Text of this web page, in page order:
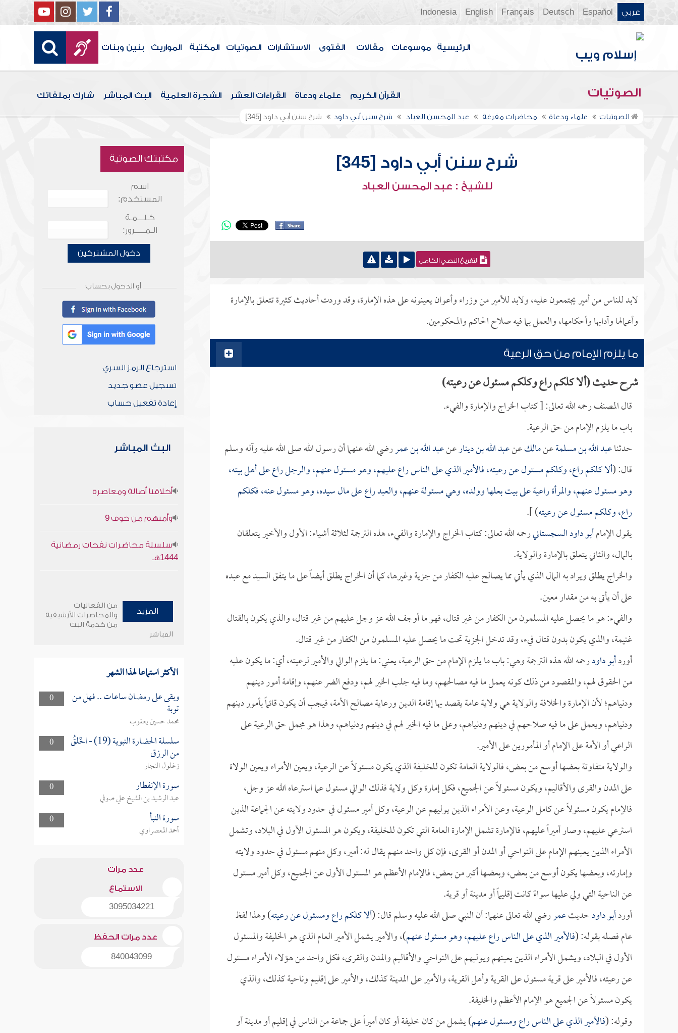
عربي Español
Deutsch
Français
English
Indonesia
الرئيسية موسوعات مقالات الفتوى الاستشارات الصوتيات المكتبة المواريث بنين وبنات
الصوتيات القرآن الكريم علماء ودعاة القراءات العشر الشجرة العلمية البث المباشر شارك بملفاتك
الصوتيات علماء ودعاة محاضرات مفرغة عبد المحسن العباد شرح سنن أبي داود شرح سنن أبي داود [345]
شرح سنن أبي داود [345]
للشيخ : عبد المحسن العباد
التفريغ النصي الكامل
لابد للناس من أمير يجتمعون عليه، ولابد للأمير من وزراء وأعوان يعينونه على هذه الإمارة، وقد وردت أحاديث كثيرة تتعلق بالإمارة
وأعمالها وآدابها وأحكامها، والعمل بما فيه صلاح الحاكم والمحكومين.
ما يلزم الإمام من حق الرعية
شرح حديث (ألا كلكم راع وكلكم مسئول عن رعيته)
قال المصنف رحمه الله تعالى: [ كتاب الخراج والإمارة والفيء.
باب ما يلزم الإمام من حق الرعية.
حدثناعبد الله بن مسلمةعنمالكعنعبد الله بن دينارعنعبد الله بن عمررضي الله عنهما أن رسول الله صلى الله عليه وآله وسلم
قال: (ألا كلكم راع، وكلكم مسئول عن رعيته، فالأمير الذي على الناس راع عليهم، وهو مسئول عنهم، والرجل راع على أهل بيته،
وهو مسئول عنهم، والمرأة راعية على بيت بعلها وولده، وهي مسئولة عنهم، والعبد راع على مال سيده، وهو مسئول عنه، فكلكم
راع، وكلكم مسئول عن رعيته) ].
يقول الإمامأبو داود السجستانيرحمه الله تعالى: كتاب الخراج والإمارة والفيء، هذه الترجمة لثلاثة أشياء: الأول والأخير يتعلقان
بالمال، والثاني يتعلق بالإمارة والولاية.
والخراج يطلق ويراد به المال الذي يأتي مما يصالح عليه الكفار من جزية وغيرها، كما أن الخراج يطلق أيضاً على ما يتفق السيد مع عبده
على أن يأتي به من مقدار معين.
والفيء: هو ما يحصل عليه المسلمون من الكفار من غير قتال، فهو ما أوجف الله عز وجل عليهم من غير قتال، والذي يكون بالقتال
غنيمة، والذي يكون بدون قتال فيء، وقد تدخل الجزية تحت ما يحصل عليه المسلمون من الكفار من غير قتال.
أوردأبو داودرحمه الله هذه الترجمة وهي: باب ما يلزم الإمام من حق الرعية، يعني: ما يلزم الوالي والأمير لرعيته، أي: ما يكون عليه
من الحقوق لهم، والمقصود من ذلك كونه يعمل ما فيه مصالحهم، وما فيه جلب الخير لهم، ودفع الضر عنهم، وإقامة أمور دينهم
ودنياهم؛ لأن الإمارة والخلافة والولاية هي ولاية عامة يقصد بها إقامة الدين ورعاية مصالح الأمة، فيجب أن يكون قائماً بأمور دينهم
ودنياهم، ويعمل على ما فيه صلاحهم في دينهم ودنياهم، وعلى ما فيه الخير لهم في دينهم ودنياهم، وهذا هو مجمل حق الرعية على
الراعي أو الأمة على الإمام أو المأمورين على الأمير.
والولاية متفاوتة بعضها أوسع من بعض، فالولاية العامة تكون للخليفة الذي يكون مسئولاً عن الرعية، ويعين الأمراء ويعين الولاة
على المدن والقرى والأقاليم، ويكون مسئولاً عن الجميع، فكل إمارة وكل ولاية فذلك الوالي مسئول عما استرعاه الله عز وجل،
فالإمام يكون مسئولاً عن كامل الرعية، وعن الأمراء الذين يوليهم عن الرعية، وكل أمير مسئول في حدود ولايته عن الجماعة الذين
استرعي عليهم، وصار أميراً عليهم، فالإمارة تشمل الإمارة العامة التي تكون للخليفة، ويكون هو المسئول الأول في البلاد، وتشمل
الأمراء الذين يعينهم الإمام على النواحي أو المدن أو القرى، فإن كل واحد منهم يقال له: أمير، وكل منهم مسئول في حدود ولايته
وإمارته، وبعضها يكون أوسع من بعض، وبعضها أكبر من بعض، فالإمام الأعظم هو المسئول الأول عن الجميع، وكل أمير مسئول
عن الناحية التي ولي عليها سواءً كانت إقليماً أو مدينة أو قرية.
أوردأبو داودحديثعمررضي الله تعالى عنهما: أن النبي صلى الله عليه وسلم قال: (ألا كلكم راع ومسئول عن رعيته) وهذا لفظ
عام فصله بقوله: (فالأمير الذي على الناس راع عليهم، وهو مسئول عنهم)، والأمير يشمل الأمير العام الذي هو الخليفة والمسئول
الأول في البلاد، ويشمل الأمراء الذين يعينهم ويوليهم على النواحي والأقاليم والمدن والقرى، فكل واحد من هؤلاء الأمراء مسئول
عن رعيته، فالأمير على قرية مسئول على القرية وأهل القرية، والأمير على المدينة كذلك، والأمير على إقليم وناحية كذلك، والذي
يكون مسئولاً عن الجميع هو الإمام الأعظم والخليفة.
وقوله: (فالأمير الذي على الناس راع ومسئول عنهم) يشمل من كان خليفة أو كان أميراً على جماعة من الناس في إقليم أو مدينة أو
مكتبتك الصوتية
اسم
المستخدم:
كـلـــمـة
الـمـــــرور:
دخول المشتركين
أو الدخول بحساب
استرجاع الرمز السري
تسجيل عضو جديد
إعادة تفعيل حساب
البث المباشر
أخلاقنا أصالة ومعاصرة
وأمنهم من خوف 9
سلسلة محاضرات نفحات رمضانية
1444هـ
المزيد
من الفعاليات
والمحاضرات الأرشيفية
من خدمة البث
المباشر
الأكثر استماعا لهذا الشهر
0 وبقى على رمضان ساعات .. فهل من
توبة
محمد حسين يعقوب
0
سلسلة الحضارة النبوية (19) - الخَلقُ
من الرزق
زغلول النجار
0
سورة الإنفطار
عبد الرشيد بن الشيخ علي صوفي
0
سورة النبأ
أحمد المعصراوي
عدد مرات
الاستماع
3095034221
عدد مرات الحفظ
840043099